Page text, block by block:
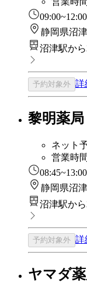
09:00~12:00
静岡県沼
沼津駅から
予約対象外 詳
黎明薬局
ネット
営業時
08:45~13:00
静岡県沼
沼津駅から
予約対象外 詳
ヤマダ